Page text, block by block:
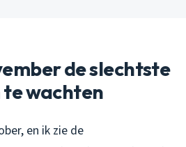
de slechtste
te wachten
en ik zie de